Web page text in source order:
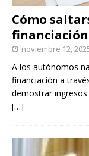
Cómo
noviembre 12,
A los autónomos
financiación a
demostrar
[…]